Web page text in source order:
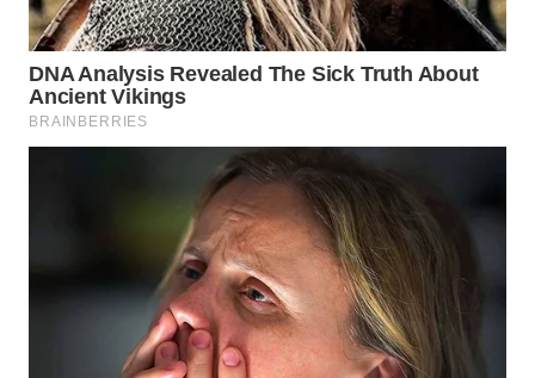
WN
NATUNA
WN
BINTAN
LIKUPANG